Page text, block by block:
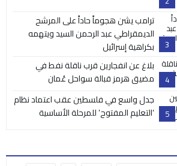
3
ترامب يشن هجوماً حاداً على المرشح
الديمقراطي عبد الرحمن السيد ويتهمه
بكراهية إسرائيل
4
بلاغ عن انفجارين قرب ناقلة نفط في
مضيق هرمز قبالة سواحل عُمان
5
جدل واسع في فلسطين عقب اعتماد نظام
‘التعليم المفتوح’ للمرحلة الأساسية